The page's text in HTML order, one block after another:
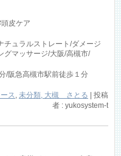
皮ケア
チュラルストレート/ダメージ
グマッサージ/大阪/高槻市/
/阪急高槻市駅前徒歩１分
ス, 未分類, 大槻 さとる
投稿
者 : yukosystem-t